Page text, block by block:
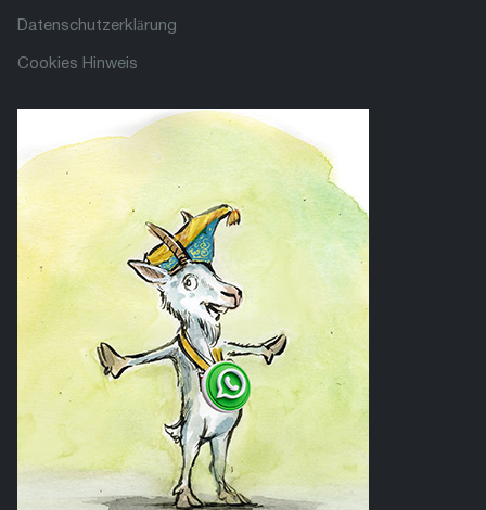
Datenschutzerklärung
Cookies Hinweis